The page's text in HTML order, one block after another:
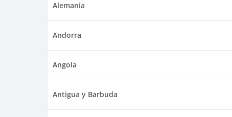
Alemania
Andorra
Angola
Antigua y Barbuda